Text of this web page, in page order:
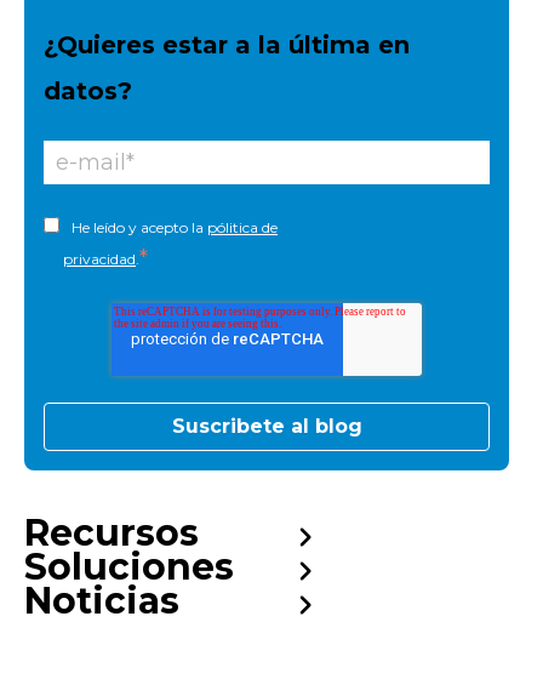
¿Quieres estar a la última en
datos?
He leído y acepto la pólitica de
privacidad.*
Recursos
Soluciones
Noticias